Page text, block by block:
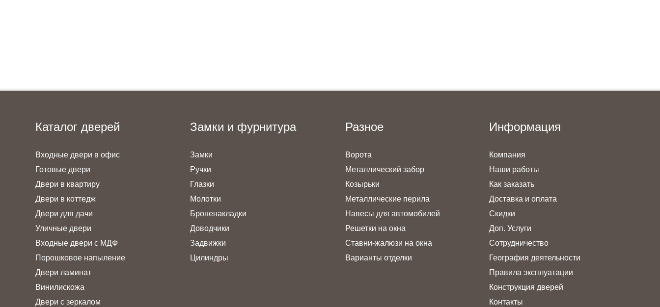
Каталог дверей
Входные двери в офис
Готовые двери
Двери в квартиру
Двери в коттедж
Двери для дачи
Уличные двери
Входные двери с МДФ
Порошковое напыление
Двери ламинат
Винилискожа
Двери с зеркалом
Замки и фурнитура
Замки
Ручки
Глазки
Молотки
Броненакладки
Доводчики
Задвижки
Цилиндры
Разное
Ворота
Металлический забор
Козырьки
Металлические перила
Навесы для автомобилей
Решетки на окна
Ставни-жалюзи на окна
Варианты отделки
Информация
Компания
Наши работы
Как заказать
Доставка и оплата
Скидки
Доп. Услуги
Сотрудничество
География деятельности
Правила эксплуатации
Конструкция дверей
Контакты